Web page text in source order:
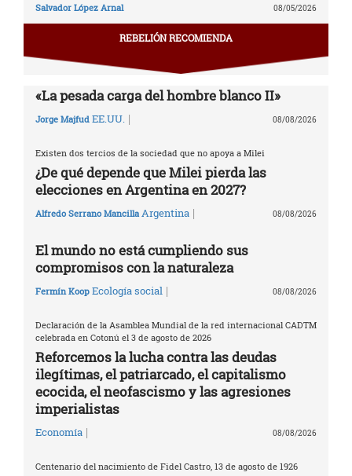
Salvador López Arnal 08/05/2026
REBELIÓN RECOMIENDA
«La pesada carga del hombre blanco II»
Jorge Majfud EE.UU. | 08/08/2026
Existen dos tercios de la sociedad que no apoya a Milei
¿De qué depende que Milei pierda las
elecciones en Argentina en 2027?
Alfredo Serrano Mancilla Argentina | 08/08/2026
El mundo no está cumpliendo sus
compromisos con la naturaleza
Fermín Koop Ecología social | 08/08/2026
Declaración de la Asamblea Mundial de la red internacional CADTM
celebrada en Cotonú el 3 de agosto de 2026
Reforcemos la lucha contra las deudas
ilegítimas, el patriarcado, el capitalismo
ecocida, el neofascismo y las agresiones
imperialistas
Economía | 08/08/2026
Centenario del nacimiento de Fidel Castro, 13 de agosto de 1926